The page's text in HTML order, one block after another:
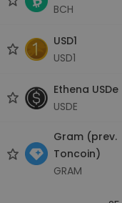
BCH
USD1
USD1
Ethena USDe
USDE
Gram (prev.
Toncoin)
GRAM